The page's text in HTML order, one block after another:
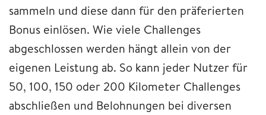
sammeln und diese dann für den präferierten
Bonus einlösen. Wie viele Challenges
abgeschlossen werden hängt allein von der
eigenen Leistung ab. So kann jeder Nutzer für
50, 100, 150 oder 200 Kilometer Challenges
abschließen und Belohnungen bei diversen